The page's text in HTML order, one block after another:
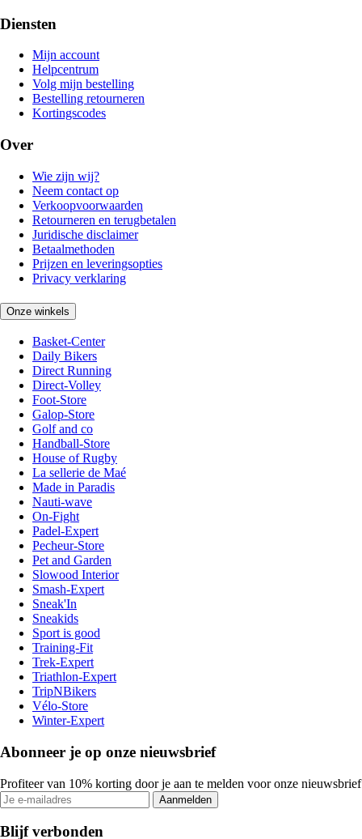
Diensten
Mijn account
Helpcentrum
Volg mijn bestelling
Bestelling retourneren
Kortingscodes
Over
Wie zijn wij?
Neem contact op
Verkoopvoorwaarden
Retourneren en terugbetalen
Juridische disclaimer
Betaalmethoden
Prijzen en leveringsopties
Privacy verklaring
Onze winkels
Basket-Center
Daily Bikers
Direct Running
Direct-Volley
Foot-Store
Galop-Store
Golf and co
Handball-Store
House of Rugby
La sellerie de Maé
Made in Paradis
Nauti-wave
On-Fight
Padel-Expert
Pecheur-Store
Pet and Garden
Slowood Interior
Smash-Expert
Sneak'In
Sneakids
Sport is good
Training-Fit
Trek-Expert
Triathlon-Expert
TripNBikers
Vélo-Store
Winter-Expert
Abonneer je op onze nieuwsbrief
Profiteer van 10% korting door je aan te melden voor onze nieuwsbrief
Aanmelden
Blijf verbonden